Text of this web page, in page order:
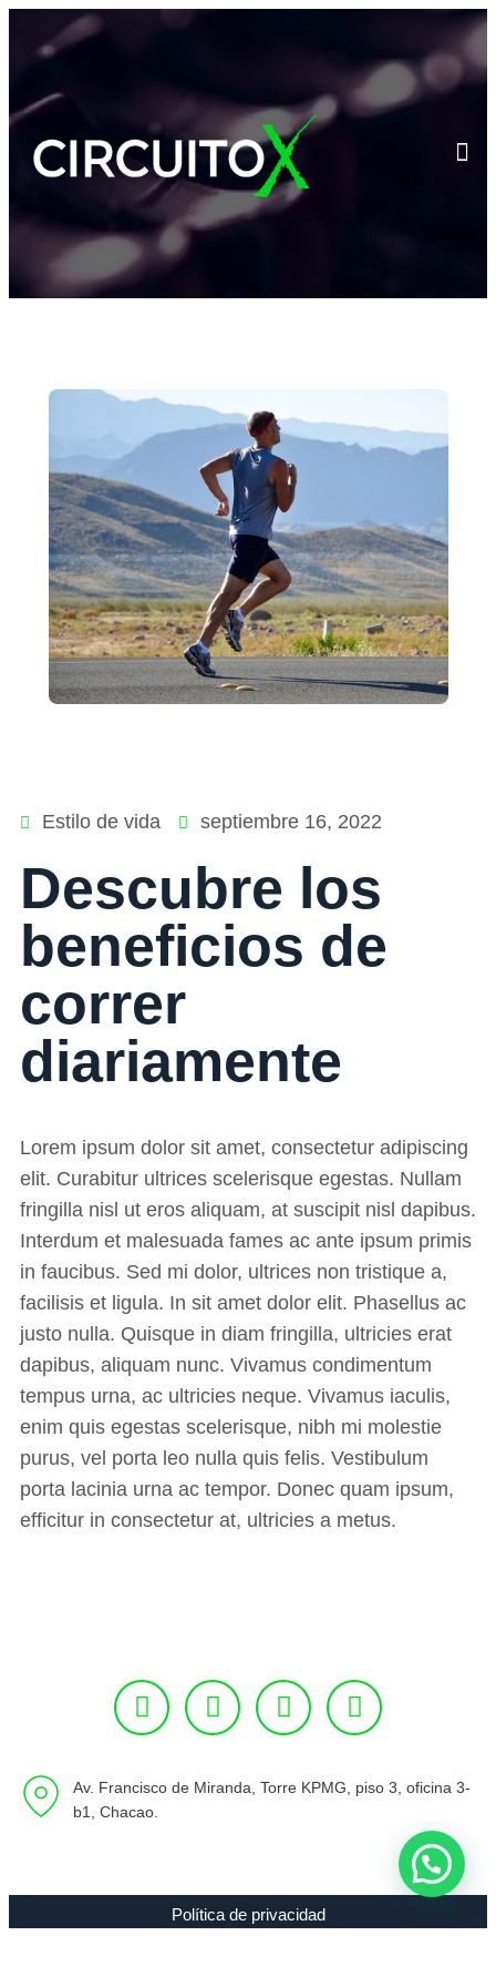
Estilo de vida septiembre 16, 2022
Descubre los
beneficios de
correr
diariamente
Lorem ipsum dolor sit amet, consectetur adipiscing
elit. Curabitur ultrices scelerisque egestas. Nullam
fringilla nisl ut eros aliquam, at suscipit nisl dapibus.
Interdum et malesuada fames ac ante ipsum primis
in faucibus. Sed mi dolor, ultrices non tristique a,
facilisis et ligula. In sit amet dolor elit. Phasellus ac
justo nulla. Quisque in diam fringilla, ultricies erat
dapibus, aliquam nunc. Vivamus condimentum
tempus urna, ac ultricies neque. Vivamus iaculis,
enim quis egestas scelerisque, nibh mi molestie
purus, vel porta leo nulla quis felis. Vestibulum
porta lacinia urna ac tempor. Donec quam ipsum,
efficitur in consectetur at, ultricies a metus.
Av. Francisco de Miranda, Torre KPMG, piso 3, oficina 3-
b1, Chacao.
Política de privacidad